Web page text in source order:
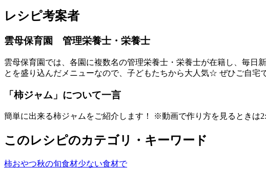
レシピ考案者
雲母保育園 管理栄養士・栄養士
雲母保育園では、各園に複数名の管理栄養士・栄養士が在籍し、毎日
とを盛り込んだメニューなので、子どもたちから大人気☆ ぜひご自宅
「柿ジャム 」について一言
簡単に出来る柿ジャムをご紹介します！ ※動画で作り方を見るときは
このレシピのカテゴリ・キーワード
柿おやつ秋の旬食材少ない食材で